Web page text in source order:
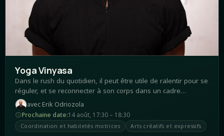
Yoga Vinyasa
Dans le rush du quotidien, il peut être utile de ralentir pour se
réguler, et se reconnecter à son corps dans un cadre
sécurisant et vivant. Ce cours offre un espace pour libérer les
tensions, apaiser le système nerveux et retrouver de
l’énergie grâce à un mouvement fluide, conscient et
respectueux du rythme de chacun.
avec Erik Odriozola
Prochaine date:14 août 17:30 – 18:30
Coordination et habiletés motrices Arts créatifs et expressifs